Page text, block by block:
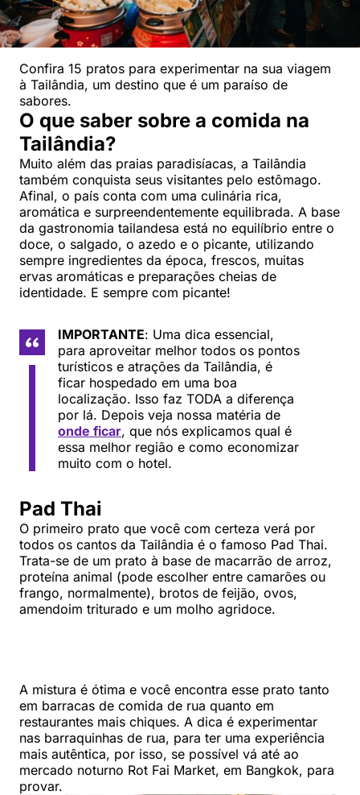
Confira 15 pratos para experimentar na sua viagem
à Tailândia, um destino que é um paraíso de
sabores.
O que saber sobre a comida na
Tailândia?
Muito além das praias paradisíacas, a Tailândia
também conquista seus visitantes pelo estômago.
Afinal, o país conta com uma culinária rica,
aromática e surpreendentemente equilibrada. A base
da gastronomia tailandesa está no equilíbrio entre o
doce, o salgado, o azedo e o picante, utilizando
sempre ingredientes da época, frescos, muitas
ervas aromáticas e preparações cheias de
identidade. E sempre com picante!
IMPORTANTE: Uma dica essencial,
para aproveitar melhor todos os pontos
turísticos e atrações da Tailândia, é
ficar hospedado em uma boa
localização. Isso faz TODA a diferença
por lá. Depois veja nossa matéria de
onde ficar, que nós explicamos qual é
essa melhor região e como economizar
muito com o hotel.
Pad Thai
O primeiro prato que você com certeza verá por
todos os cantos da Tailândia é o famoso Pad Thai.
Trata-se de um prato à base de macarrão de arroz,
proteína animal (pode escolher entre camarões ou
frango, normalmente), brotos de feijão, ovos,
amendoim triturado e um molho agridoce.
A mistura é ótima e você encontra esse prato tanto
em barracas de comida de rua quanto em
restaurantes mais chiques. A dica é experimentar
nas barraquinhas de rua, para ter uma experiência
mais autêntica, por isso, se possível vá até ao
mercado noturno Rot Fai Market, em Bangkok, para
provar.